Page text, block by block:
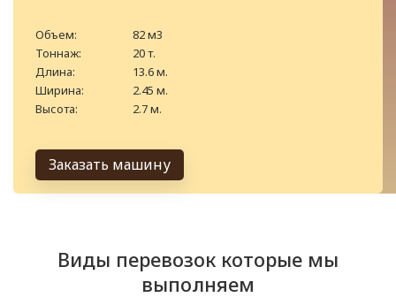
Объем:
82 м3
Тоннаж:
20 т.
Длина:
13.6 м.
Ширина:
2.45 м.
Высота:
2.7 м.
Заказать машину
Виды перевозок которые мы
выполняем